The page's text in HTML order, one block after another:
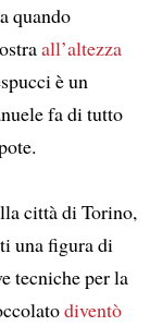
quando
all’altezza
è un
fa di tutto
città di Torino,
una figura di
tecniche per la
diventò